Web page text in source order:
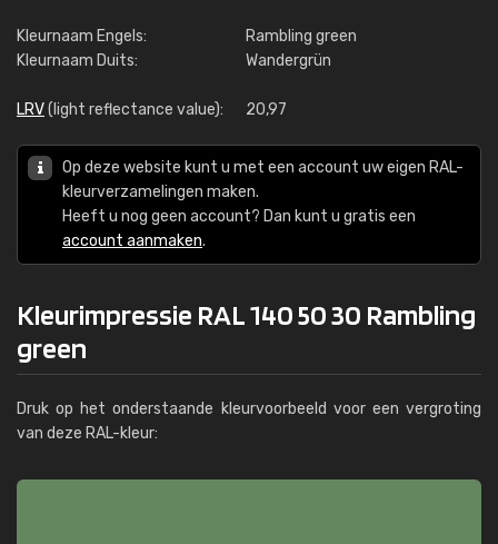
Kleurnaam Engels:
Rambling green
Kleurnaam Duits:
Wandergrün
LRV(light reflectance value): 20,97
Op deze website kunt u met een account uw eigen RAL-
kleurverzamelingen maken.
Heeft u nog geen account? Dan kunt u gratis een
account aanmaken.
Kleurimpressie RAL 140 50 30 Rambling
green
Druk op het onderstaande kleurvoorbeeld voor een vergroting
van deze RAL-kleur: